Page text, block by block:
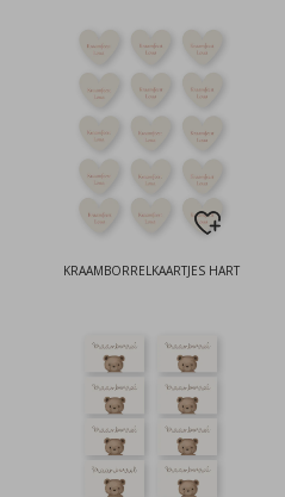
KRAAMBORRELKAARTJES HART